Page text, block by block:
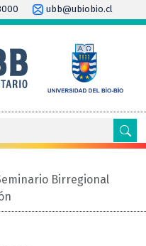
ubb@ubiobio.cl
Birregional